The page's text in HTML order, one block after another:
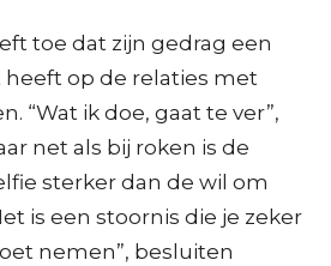
toe dat zijn gedrag een
op de relaties met
“Wat ik doe, gaat te ver”,
net als bij roken is de
sterker dan de wil om
is een stoornis die je zeker
nemen”, besluiten